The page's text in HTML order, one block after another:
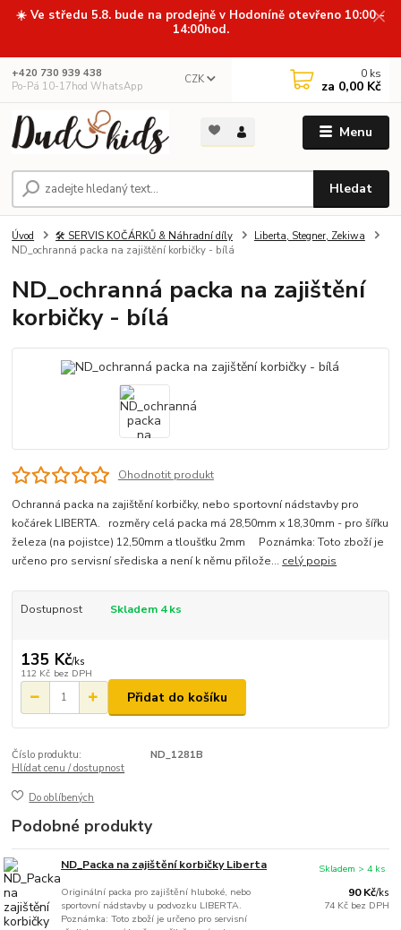
☀️ Ve středu 5.8. bude na prodejně v Hodoníně otevřeno 10:00 -
14:00hod.
Menu
CZK
Hledat
+420 730 939 438
Po-Pá 10-17hod WhatsApp
0 ks
za 0,00 Kč
Úvod 🛠️ SERVIS KOČÁRKŮ & Náhradní díly
Liberta, Stegner, Zekiwa
ND_ochranná packa na zajištění korbičky - bílá
ND_ochranná packa na zajištění
korbičky - bílá
Ohodnotit produkt
Ochranná packa na zajištění korbičky, nebo sportovní nádstavby pro
kočárek LIBERTA. rozměry celá packa má 28,50mm x 18,30mm - pro šířku
železa (na pojistce) 12,50mm a tloušťku 2mm Poznámka: Toto zboží je
určeno pro servisní sřediska a není k němu přilože... celý popis
Dostupnost Skladem 4 ks
135 Kč/ks
112 Kč bez DPH
Přidat do košíku
Číslo produktu:
ND_1281B
Hlídat cenu / dostupnost
Do oblíbených
Podobné produkty
ND_Packa na zajištění korbičky Liberta
Originální packa pro zajištění hluboké, nebo
sportovní nádstavby u podvozku LIBERTA.
Poznámka: Toto zboží je určeno pro servisní
90 Kč/ks
74 Kč bez DPH
Skladem > 4 ks